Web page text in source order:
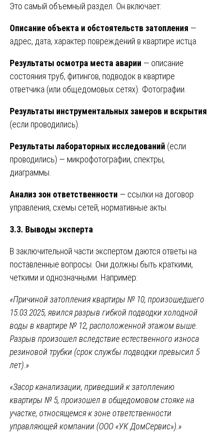
Это самый объемный раздел. Он включает:
Описание объекта и обстоятельств затопления —
адрес, дата, характер повреждений в квартире истца.
Результаты осмотра места аварии — описание
состояния труб, фитингов, подводок в квартире
ответчика (или общедомовых сетях). Фотографии.
Результаты инструментальных замеров и вскрытия
(если проводились).
Результаты лабораторных исследований (если
проводились) — микрофотографии, спектры,
диаграммы.
Анализ зон ответственности — ссылки на договор
управления, схемы сетей, нормативные акты.
3.3. Выводы эксперта
В заключительной части экспертом даются ответы на
поставленные вопросы. Они должны быть краткими,
четкими и однозначными. Например:
«Причиной затопления квартиры № 10, произошедшего
15.03.2025, явился разрыв гибкой подводки холодной
воды в квартире № 12, расположенной этажом выше.
Разрыв произошел вследствие естественного износа
резиновой трубки (срок службы подводки превысил 5
лет).»
«Засор канализации, приведший к затоплению
квартиры № 5, произошел в общедомовом стояке на
участке, относящемся к зоне ответственности
управляющей компании (ООО «УК ДомСервис»).»